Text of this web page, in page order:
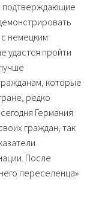
подтверждающие
немецким
удастся пройти
которые
редко
Германия
граждан, так
После
переселенца»